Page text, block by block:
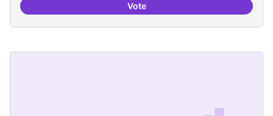
VoteBeques de recerca per